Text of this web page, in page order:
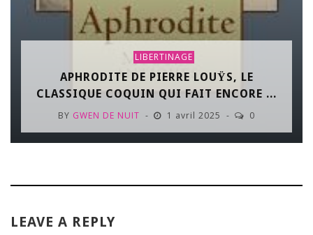
LIBERTINAGE
APHRODITE DE PIERRE LOUŸS, LE
CLASSIQUE COQUIN QUI FAIT ENCORE ...
BY GWEN DE NUIT 1 avril 2025 0
LEAVE A REPLY